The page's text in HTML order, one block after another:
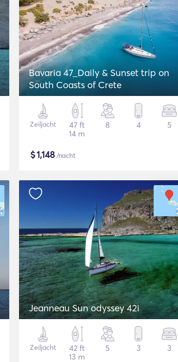
Bavaria 47_Daily & Sunset trip on
South Coasts of Crete
Zeiljacht
47 ft
14 m
8 4 5
$1,148/nacht
Jeanneau Sun odyssey 42i
Zeiljacht
42 ft
13 m
5 3 3